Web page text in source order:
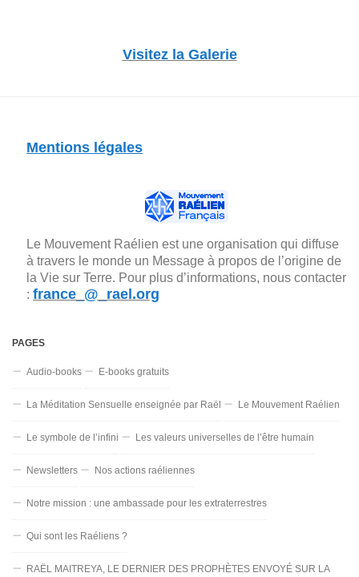
Visitez la Galerie
Mentions légales
Le Mouvement Raélien est une organisation qui diffuse
à travers le monde un Message à propos de l’origine de
la Vie sur Terre. Pour plus d’informations, nous contacter
: france_@_rael.org
PAGES
Audio-books E-books gratuits
La Méditation Sensuelle enseignée par Raël Le Mouvement Raélien
Le symbole de l’infini Les valeurs universelles de l’être humain
Newsletters Nos actions raéliennes
Notre mission : une ambassade pour les extraterrestres
Qui sont les Raéliens ?
RAËL MAITREYA, LE DERNIER DES PROPHÈTES ENVOYÉ SUR LA